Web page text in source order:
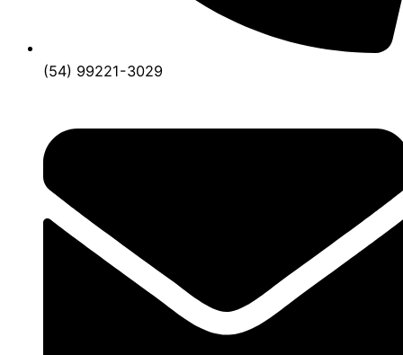
(54) 99221-3029